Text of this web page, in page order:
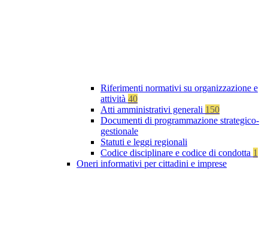
Riferimenti normativi su organizzazione e
attività 40
Atti amministrativi generali 150
Documenti di programmazione strategico-
gestionale
Statuti e leggi regionali
Codice disciplinare e codice di condotta 1
Oneri informativi per cittadini e imprese